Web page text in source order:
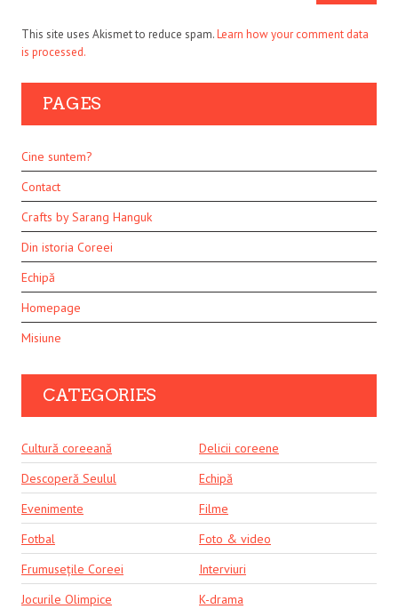
This site uses Akismet to reduce spam.Learn how your comment data
is processed.
PAGES
Cine suntem?
Contact
Crafts by Sarang Hanguk
Din istoria Coreei
Echipă
Homepage
Misiune
CATEGORIES
Cultură coreeană
Delicii coreene
Descoperă Seulul
Echipă
Evenimente
Filme
Fotbal
Foto & video
Frumusețile Coreei
Interviuri
Jocurile Olimpice
K-drama